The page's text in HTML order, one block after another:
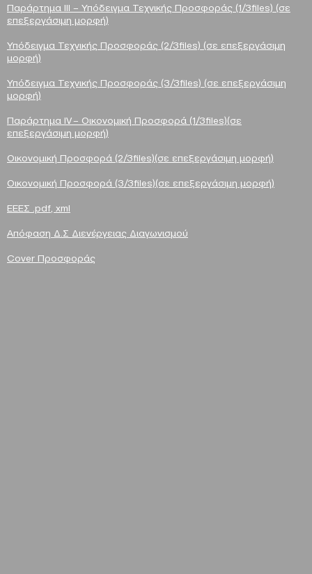
Παράρτημα III – Υπόδειγμα Τεχνικής Προσφοράς (1/3files) (σε
επεξεργάσιμη μορφή)
Υπόδειγμα Τεχνικής Προσφοράς (2/3files) (σε επεξεργάσιμη
μορφή)
Υπόδειγμα Τεχνικής Προσφοράς (3/3files) (σε επεξεργάσιμη
μορφή)
Παράρτημα IV – Οικονομική Προσφορά (1/3files)(σε
επεξεργάσιμη μορφή)
Οικονομική Προσφορά (2/3files)(σε επεξεργάσιμη μορφή)
Οικονομική Προσφορά (3/3files)(σε επεξεργάσιμη μορφή)
EEEΣ .pdf, xml
Απόφαση Δ.Σ Διενέργειας Διαγωνισμού
Cover Προσφοράς